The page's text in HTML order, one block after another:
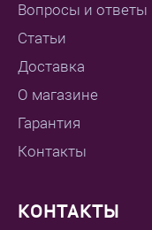
Вопросы и ответы
Статьи
Доставка
О магазине
Гарантия
Контакты
КОНТАКТЫ